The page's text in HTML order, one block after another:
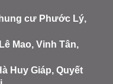
cư Phước Lý,
Mao, Vinh Tân,
Huy Giáp, Quyết